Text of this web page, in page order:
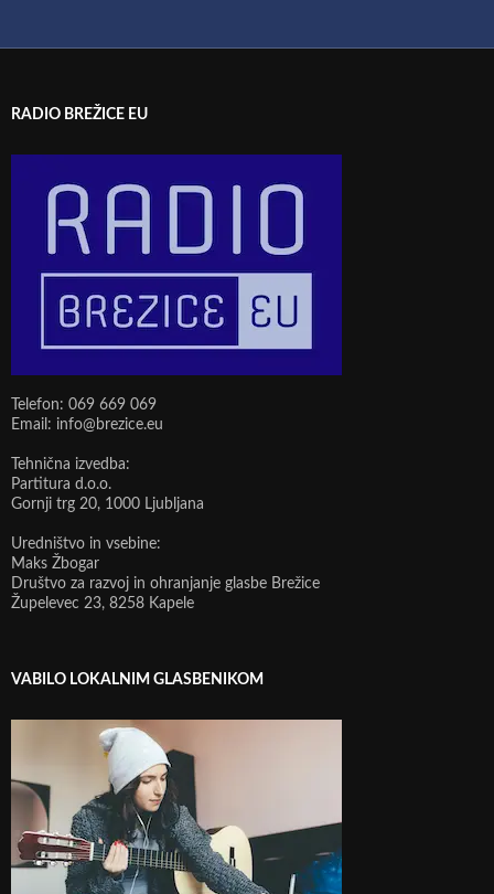
RADIO BREŽICE EU
Telefon: 069 669 069
Email: info@brezice.eu
Tehnična izvedba:
Partitura d.o.o.
Gornji trg 20, 1000 Ljubljana
Uredništvo in vsebine:
Maks Žbogar
Društvo za razvoj in ohranjanje glasbe Brežice
Župelevec 23, 8258 Kapele
VABILO LOKALNIM GLASBENIKOM